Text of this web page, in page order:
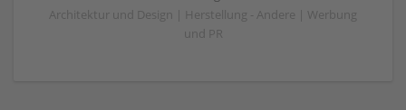
Architektur und Design | Herstellung - Andere | Werbung
und PR